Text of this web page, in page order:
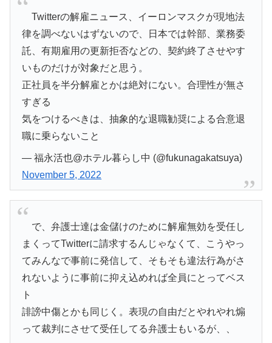
Twitterの解雇ニュース、イーロンマスクが現地法
律を調べないはずないので、日本では幹部、業務委
託、有期雇用の更新拒否などの、契約終了させやす
いものだけが対象だと思う。
正社員を半分解雇とかは絶対にない。合理性が無さ
すぎる
気をつけるべきは、抽象的な退職勧奨による合意退
職に乗らないこと
— 福永活也@ホテル暮らし中 (@fukunagakatsuya)
November 5, 2022
で、弁護士達は金儲けのために解雇無効を受任し
まくってTwitterに請求するんじゃなくて、こうやっ
てみんなで事前に発信して、そもそも違法行為がさ
れないように事前に抑え込めれば全員にとってベス
ト
誹謗中傷とかも同じく。表現の自由だとやれやれ煽
って裁判にさせて受任してる弁護士もいるが、、